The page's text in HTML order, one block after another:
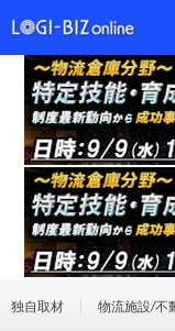
独自取材 物流施設/不